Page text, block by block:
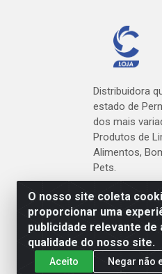
O nosso site coleta
proporcionar uma
publicidade relevante
qualidade do nosso site.
Aceito Negar não
Distribuidora
estado de
dos mais
Produtos de
Alimentos,
Pets.